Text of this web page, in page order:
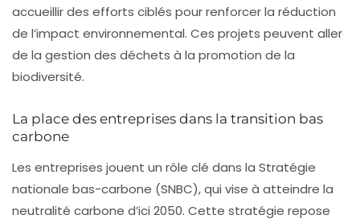
accueillir des efforts ciblés pour renforcer la réduction
de l’impact environnemental. Ces projets peuvent aller
de la gestion des déchets à la promotion de la
biodiversité.
La place des entreprises dans la transition bas
carbone
Les entreprises jouent un rôle clé dans la Stratégie
nationale bas-carbone (SNBC), qui vise à atteindre la
neutralité carbone d’ici 2050. Cette stratégie repose